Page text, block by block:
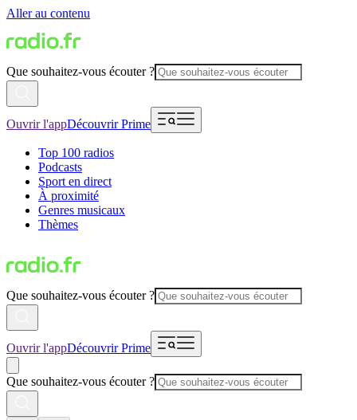
Aller au contenu
Que souhaitez-vous écouter ?
Ouvrir l'appDécouvrir Prime
Top 100 radios
Podcasts
Sport en direct
À proximité
Genres musicaux
Thèmes
Que souhaitez-vous écouter ?
Ouvrir l'appDécouvrir Prime
Que souhaitez-vous écouter ?